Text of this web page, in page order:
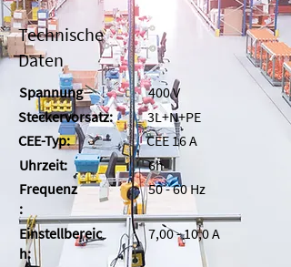
Technische
Daten
Spannung
Steckervorsatz:
CEE-Typ:
Uhrzeit:
Frequenz
:
Einstellbereic
h:
400 V
3L+N+PE
CEE 16 A
6h
50 - 60 Hz
7,00 - 10,0 A